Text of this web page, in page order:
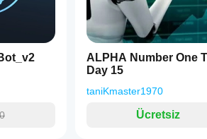
ALPHA Number One
Day 15
taniKmaster1970
Ücretsiz